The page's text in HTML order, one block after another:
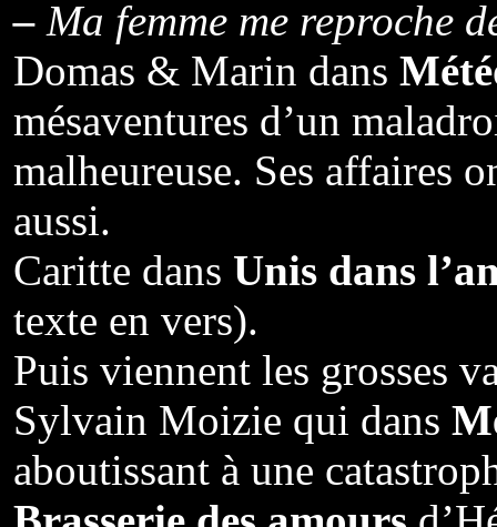
– Ma femme me reproche
Domas & Marin dans
mésaventures d’un
malheureuse. Ses affaires
aussi.
Caritte dans Unis dans
texte en vers).
Puis viennent les grosses
Sylvain Moizie qui dans
aboutissant à une